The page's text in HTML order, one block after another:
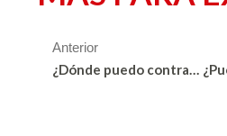
Anterior
¿Dónde puedo contratar un proveedor de software CRM en Medellín?